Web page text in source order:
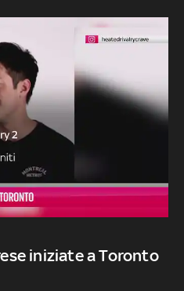
iniziate a Toronto